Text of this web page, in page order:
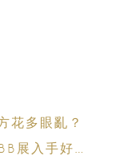
花多眼亂？
展入手好